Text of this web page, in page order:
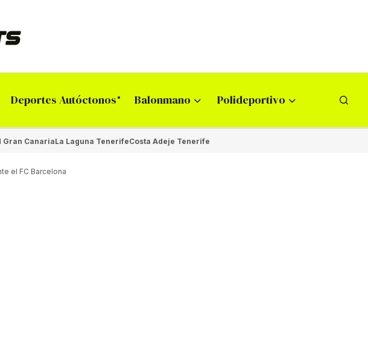
Deportes Autóctonos Balonmano Polideportivo
Gran CanariaLa Laguna TenerifeCosta Adeje Tenerife
el FC Barcelona